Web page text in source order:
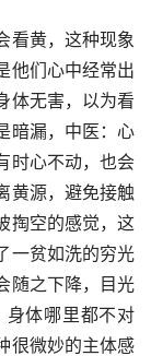
看黄，这种现象
他们心中经常出
体无害，以为看
暗漏，中医：心
时心不动，也会
黄源，避免接触
掏空的感觉，这
一贫如洗的穷光
随之下降，目光
身体哪里都不对
很微妙的主体感